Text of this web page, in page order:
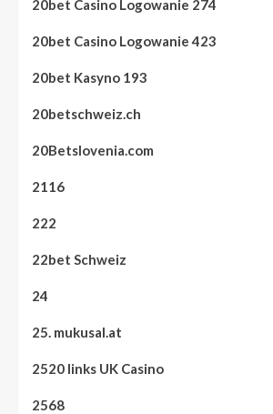
20bet Casino Logowanie 274
20bet Casino Logowanie 423
20bet Kasyno 193
20betschweiz.ch
20Betslovenia.com
2116
222
22bet Schweiz
24
25. mukusal.at
2520 links UK Casino
2568